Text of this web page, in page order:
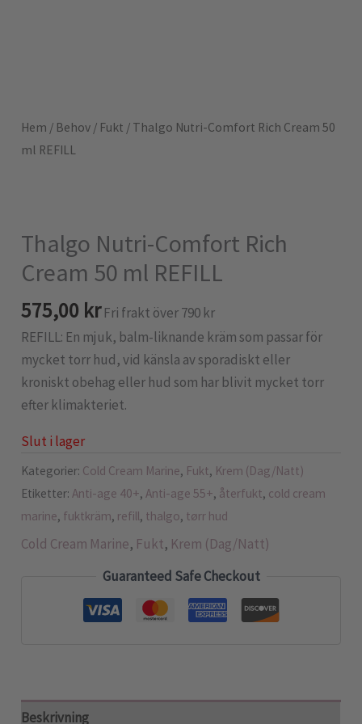
Hem / Behov / Fukt / Thalgo Nutri-Comfort Rich Cream 50
ml REFILL
Thalgo Nutri-Comfort Rich
Cream 50 ml REFILL
575,00 kr Fri frakt över 790 kr
REFILL: En mjuk, balm-liknande kräm som passar för
mycket torr hud, vid känsla av sporadiskt eller
kroniskt obehag eller hud som har blivit mycket torr
efter klimakteriet.
Slut i lager
Kategorier: Cold Cream Marine, Fukt, Krem (Dag/Natt)
Etiketter:Anti-age 40+,Anti-age 55+, återfukt, cold cream
marine, fuktkräm, refill, thalgo, tørr hud
Cold Cream Marine, Fukt, Krem (Dag/Natt)
Guaranteed Safe Checkout
Beskrivning